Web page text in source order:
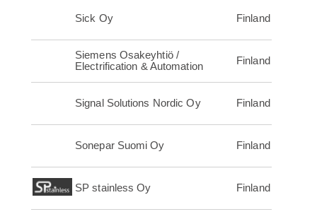
Sick Oy Finland
Siemens Osakeyhtiö /
Electrification & Automation
Finland
Signal Solutions Nordic Oy Finland
Sonepar Suomi Oy Finland
SP stainless Oy Finland